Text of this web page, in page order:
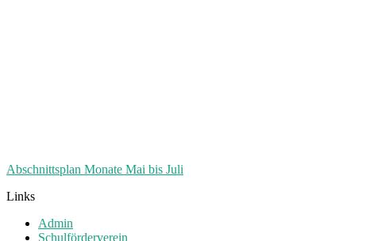
Abschnittsplan Monate Mai bis Juli
Links
Admin
Schulförderverein